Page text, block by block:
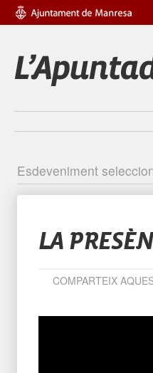
Esdeveniment
LA
COMPARTEIX